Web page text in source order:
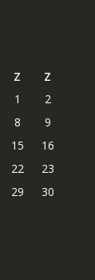
Z
Z
1
2
8
9
15
16
22
23
29
30